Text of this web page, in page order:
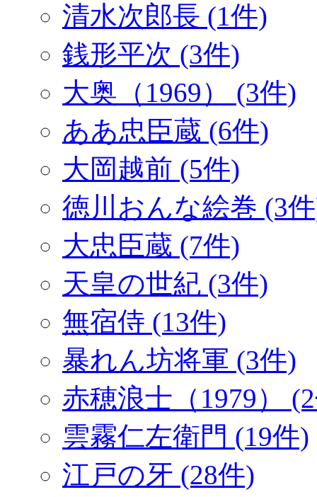
清水次郎長 (1件)
銭形平次 (3件)
大奥（1969） (3件)
ああ忠臣蔵 (6件)
大岡越前 (5件)
徳川おんな絵巻 (3
大忠臣蔵 (7件)
天皇の世紀 (3件)
無宿侍 (13件)
暴れん坊将軍 (3件)
赤穂浪士（1979）
雲霧仁左衛門 (19件)
江戸の牙 (28件)